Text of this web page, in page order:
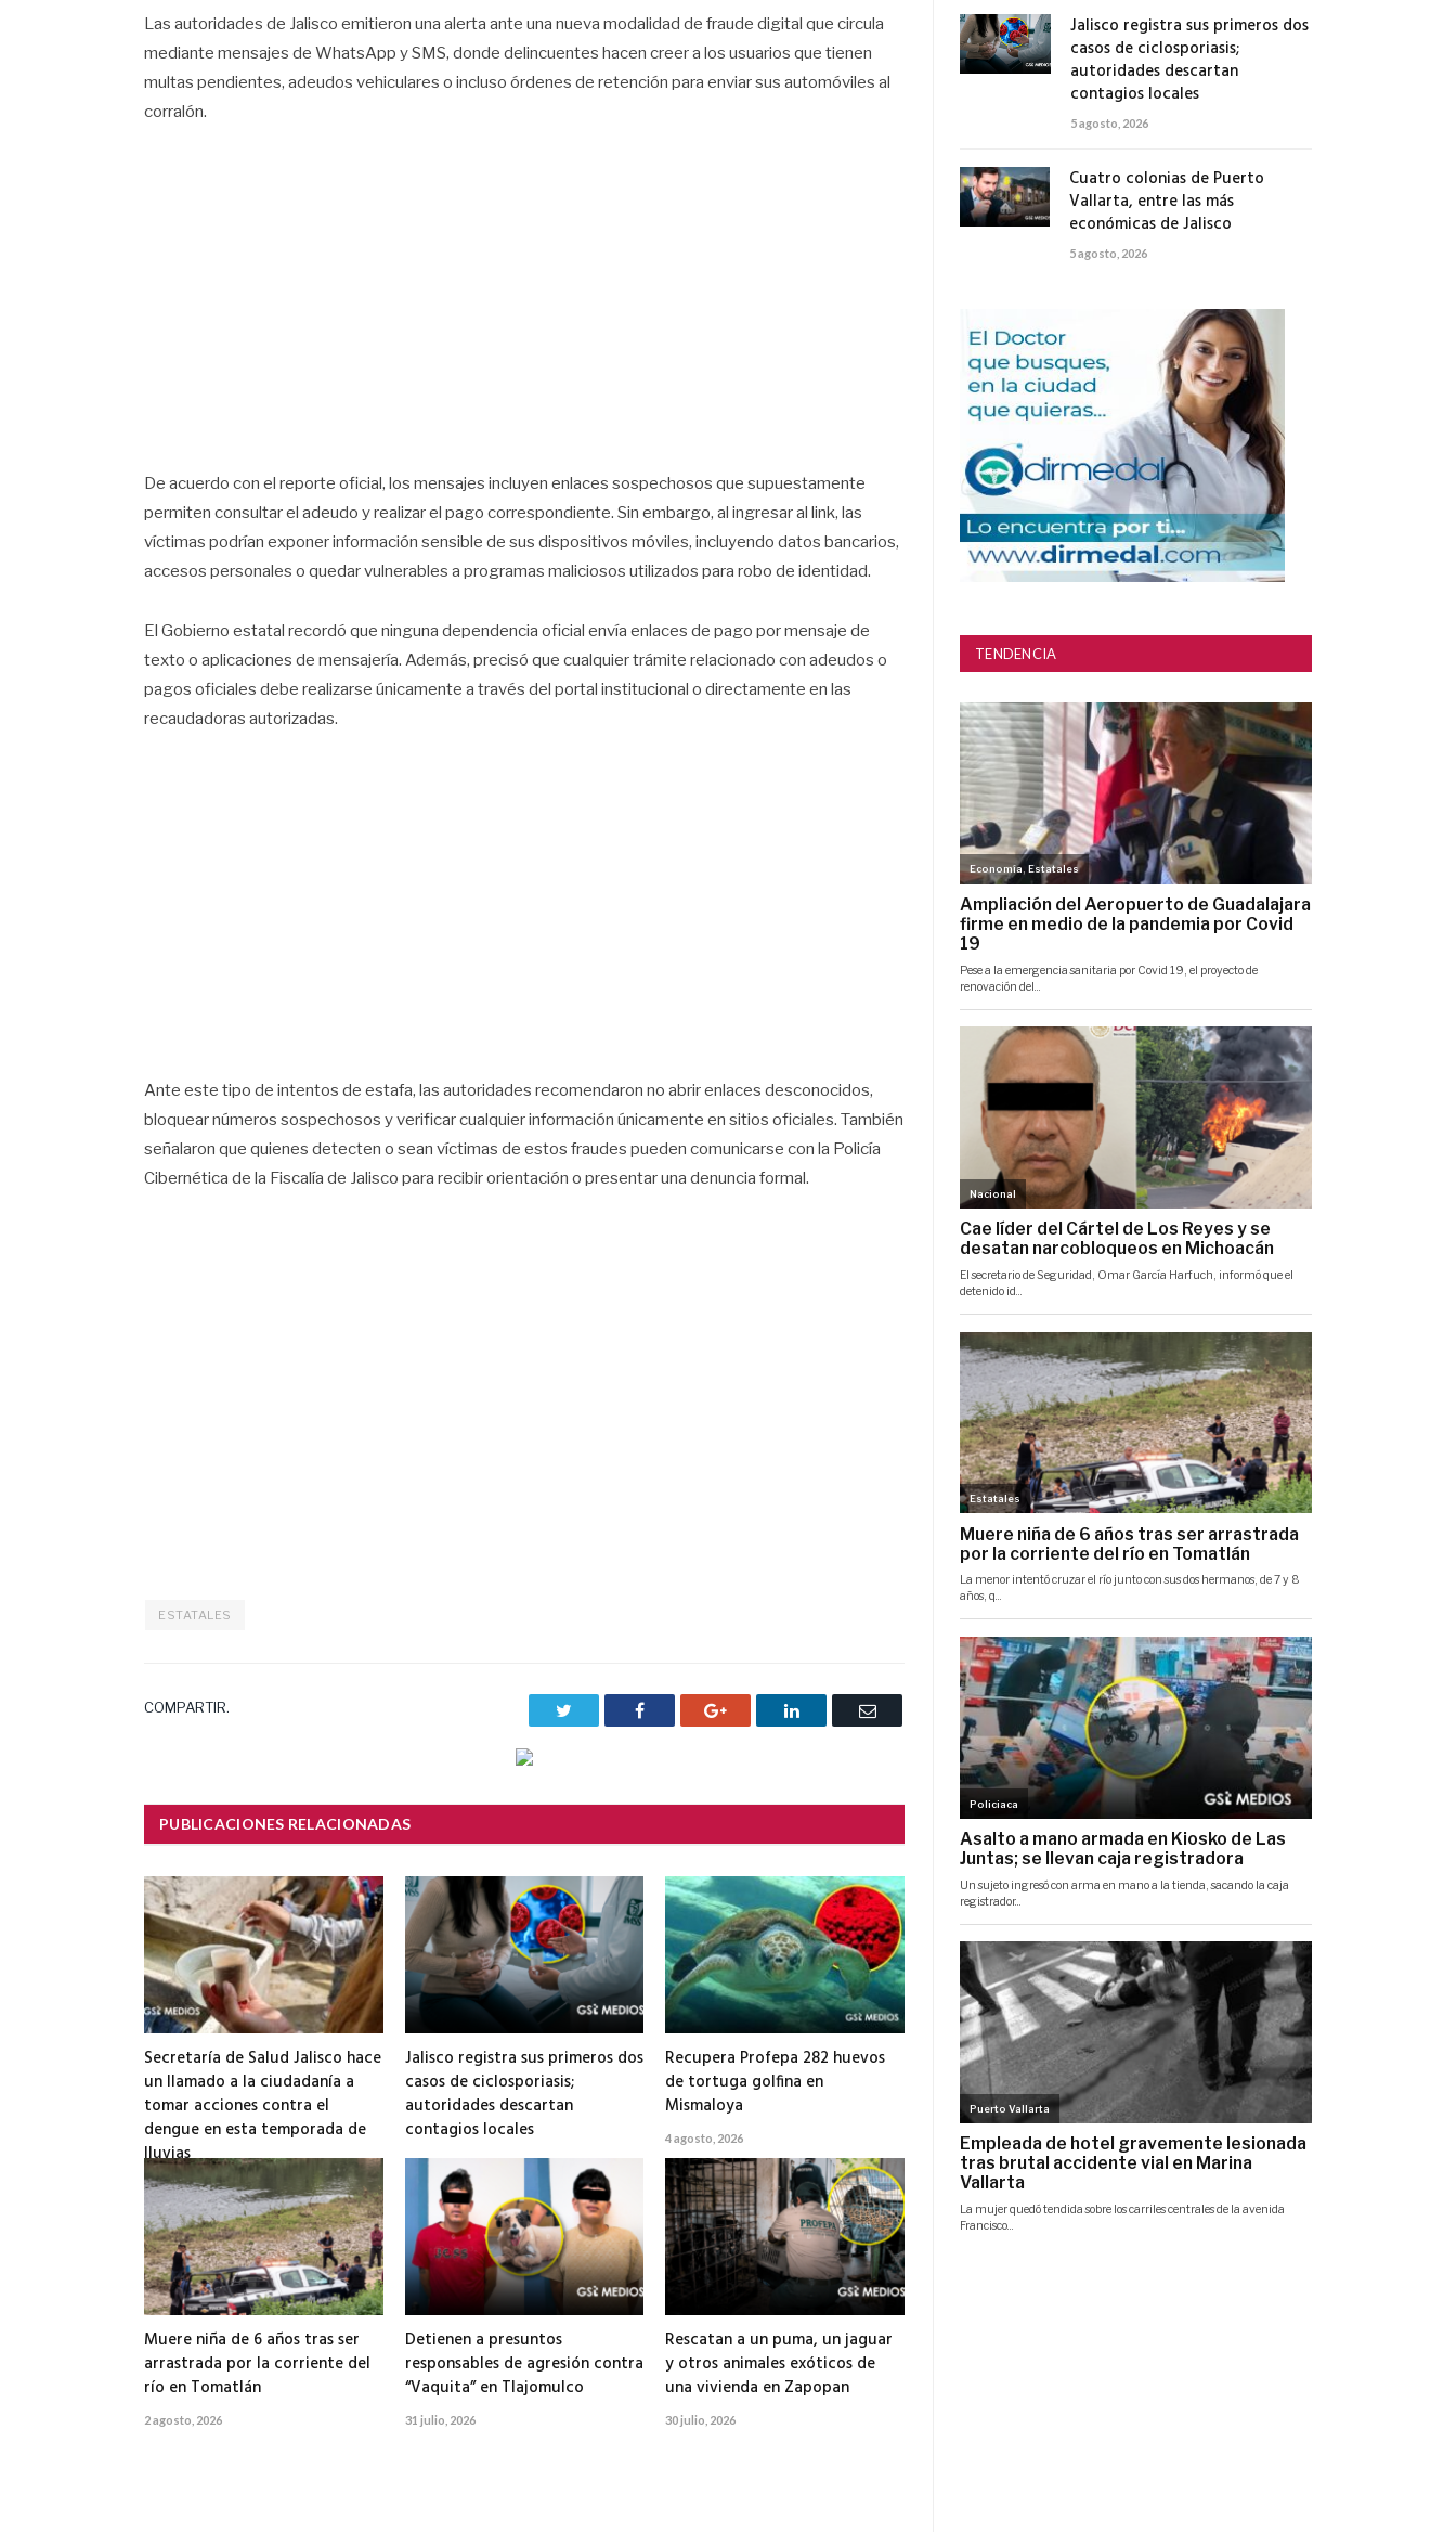
Las autoridades de Jalisco emitieron una alerta ante una nueva modalidad de fraude digital que circula
mediante mensajes de WhatsApp y SMS, donde delincuentes hacen creer a los usuarios que tienen
multas pendientes, adeudos vehiculares o incluso órdenes de retención para enviar sus automóviles al
corralón.
De acuerdo con el reporte oficial, los mensajes incluyen enlaces sospechosos que supuestamente
permiten consultar el adeudo y realizar el pago correspondiente. Sin embargo, al ingresar al link, las
víctimas podrían exponer información sensible de sus dispositivos móviles, incluyendo datos bancarios,
accesos personales o quedar vulnerables a programas maliciosos utilizados para robo de identidad.
El Gobierno estatal recordó que ninguna dependencia oficial envía enlaces de pago por mensaje de
texto o aplicaciones de mensajería. Además, precisó que cualquier trámite relacionado con adeudos o
pagos oficiales debe realizarse únicamente a través del portal institucional o directamente en las
recaudadoras autorizadas.
Ante este tipo de intentos de estafa, las autoridades recomendaron no abrir enlaces desconocidos,
bloquear números sospechosos y verificar cualquier información únicamente en sitios oficiales. También
señalaron que quienes detecten o sean víctimas de estos fraudes pueden comunicarse con la Policía
Cibernética de la Fiscalía de Jalisco para recibir orientación o presentar una denuncia formal.
ESTATALES
COMPARTIR. Facebook Google+ LinkedIn
Correo
PUBLICACIONES RELACIONADAS
Secretaría de Salud Jalisco hace
un llamado a la ciudadanía a
tomar acciones contra el
dengue en esta temporada de
lluvias
6 agosto, 2026
Jalisco registra sus primeros dos
casos de ciclosporiasis;
autoridades descartan
contagios locales
5 agosto, 2026
Recupera Profepa 282 huevos
de tortuga golfina en
Mismaloya
4 agosto, 2026
Muere niña de 6 años tras ser
arrastrada por la corriente del
río en Tomatlán
2 agosto, 2026
Detienen a presuntos
responsables de agresión contra
“Vaquita” en Tlajomulco
31 julio, 2026
Rescatan a un puma, un jaguar
y otros animales exóticos de
una vivienda en Zapopan
30 julio, 2026
Jalisco registra sus primeros dos
casos de ciclosporiasis;
autoridades descartan
contagios locales
5 agosto, 2026
Cuatro colonias de Puerto
Vallarta, entre las más
económicas de Jalisco
5 agosto, 2026
TENDENCIA